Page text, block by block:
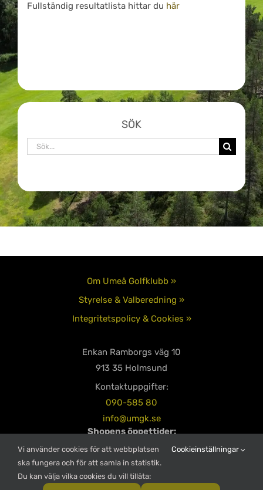
Fullständig resultatlista hittar du här
SÖK
Sök
Om Umeå Golfklubb »
Styrelse & Valberedning »
Integritetspolicy & Cookies »
Enkan Ramborgs väg 10
913 35 Holmsund
Kontaktuppgifter:
090-585 80
info@umgk.se
Shopens öppettider:
Måndag – Torsdag 08:00-18:00
Fredag – Söndag 08:00-16:00
Restaurangens öppettider:
Vi använder cookies för att webbplatsen
ska fungera och för att samla in statistik.
Du kan välja vilka cookies du vill tillåta:
Cookieinställningar